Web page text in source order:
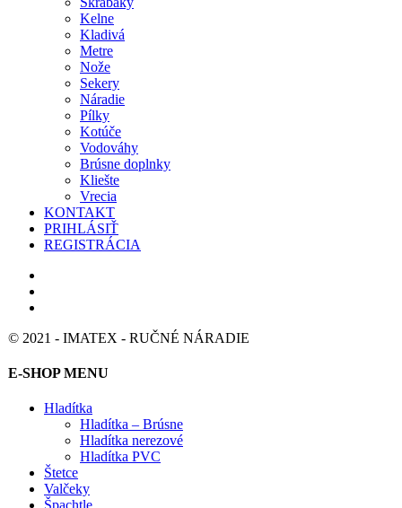
Kelne
Kladivá
Metre
Nože
Sekery
Náradie
Pílky
Kotúče
Vodováhy
Brúsne doplnky
Kliešte
Vrecia
KONTAKT
PRIHLÁSIŤ
REGISTRÁCIA
© 2021 - IMATEX - RUČNÉ NÁRADIE
E-SHOP MENU
Hladítka
Hladítka – Brúsne
Hladítka nerezové
Hladítka PVC
Štetce
Valčeky